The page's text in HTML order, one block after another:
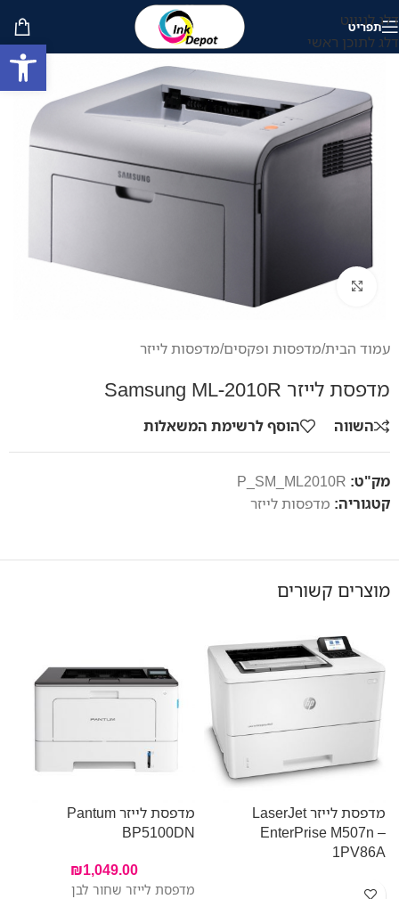
דלג לניווט
דלג לתוכן ראשי
תפריט
לחץ להגדלה
עמוד הבית/מדפסות ופקסים/מדפסות לייזר
מדפסת לייזר Samsung ML-2010R
השווה הוסף לרשימת המשאלות
מק"ט: P_SM_ML2010R
קטגוריה: מדפסות לייזר
מוצרים קשורים
מדפסת לייזר LaserJet
EnterPrise M507n –
1PV86A
מדפסת לייזר Pantum
BP5100DN
₪1,049.00
מדפסת לייזר שחור לבן
פתח